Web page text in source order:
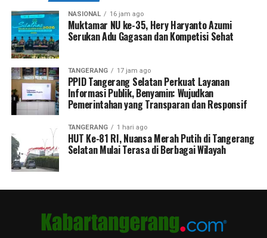
NASIONAL 16 jam ago
Muktamar NU ke-35, Hery Haryanto Azumi
Serukan Adu Gagasan dan Kompetisi Sehat
TANGERANG 17 jam ago
PPID Tangerang Selatan Perkuat Layanan
Informasi Publik, Benyamin: Wujudkan
Pemerintahan yang Transparan dan Responsif
TANGERANG 1 hari ago
HUT Ke-81 RI, Nuansa Merah Putih di Tangerang
Selatan Mulai Terasa di Berbagai Wilayah